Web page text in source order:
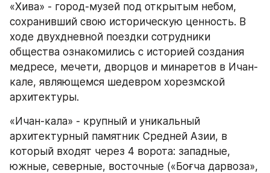
«Хива» - город-музей под открытым небом,
сохранивший свою историческую ценность. В
ходе двухдневной поездки сотрудники
общества ознакомились с историей создания
медресе, мечети, дворцов и минаретов в Ичан-
кале, являющемся шедевром хорезмской
архитектуры.
«Ичан-кала» - крупный и уникальный
архитектурный памятник Средней Азии, в
который входят через 4 ворота: западные,
южные, северные, восточные («Боғча дарвоза»,